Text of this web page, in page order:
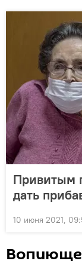
Привитым
дать
10 июня 2021,